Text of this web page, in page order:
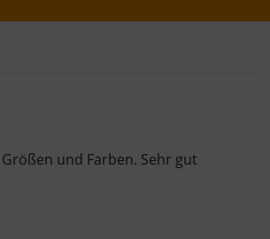
und Farben. Sehr gut